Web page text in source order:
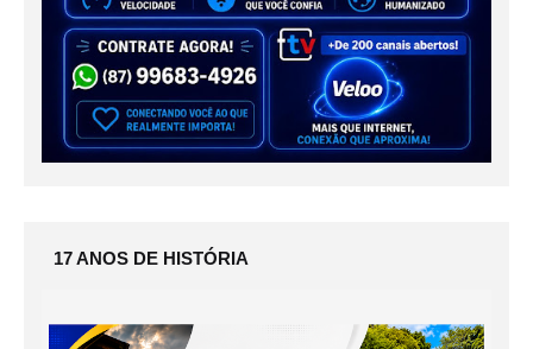
17 ANOS DE HISTÓRIA